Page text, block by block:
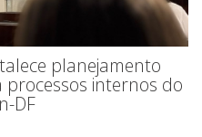
planejamento
processos internos do
DF